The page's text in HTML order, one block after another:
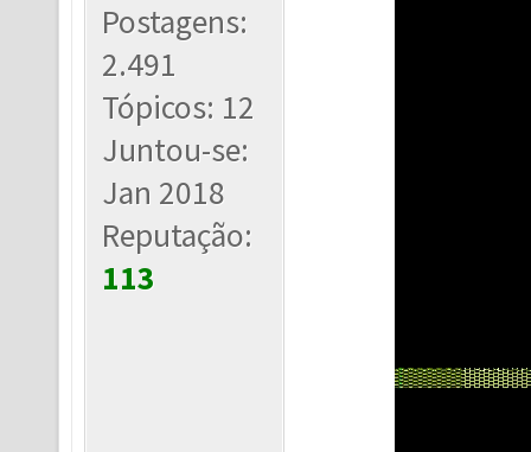
Postagens:
2.491
Tópicos: 12
Juntou-se:
Jan 2018
Reputação:
113